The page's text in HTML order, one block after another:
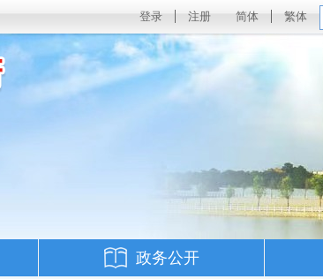
登录 注册 简体 繁体
政务公开